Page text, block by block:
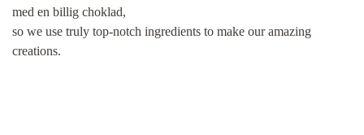
med en billig choklad,
so we use truly top-notch ingredients to make our amazing
creations.